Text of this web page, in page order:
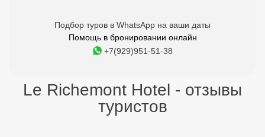
Подбор туров в WhatsApp на ваши даты
Помощь в бронировании онлайн
+7(929)951-51-38
Le Richemont Hotel - отзывы
туристов